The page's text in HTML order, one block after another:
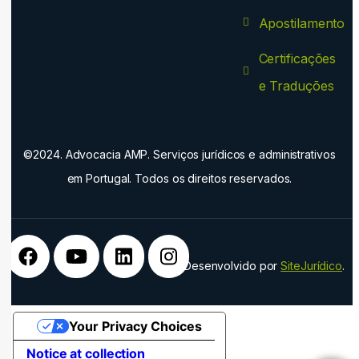
Apostilamento
Certificações
e Traduções
©2024. Advocacia AMP. Serviços jurídicos e administrativos
em Portugal. Todos os direitos reservados.
Desenvolvido porSiteJurídico.
Notice at collection
Your Privacy Choices